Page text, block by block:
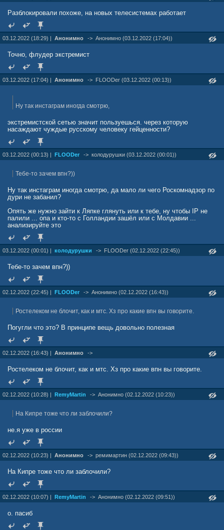
Разблокировали похоже, на новых телесистемах работает
03.12.2022 (18:29) | Анонимно -> Анонимно (03.12.2022 (17:04))
Точно, флудер экстремист
03.12.2022 (17:04) | Анонимно -> FLOODer (03.12.2022 (00:13))
Ну так инстаграм иногда смотрю,
экстремистской сетью значит пользуешься. через которую
насаждают чуждые русскому человеку гейценности?
03.12.2022 (00:13) | FLOODer -> колодурушки (03.12.2022 (00:01))
Тебе-то зачем впн?))
Ну так инстаграм иногда смотрю, да мало ли чего Роскомнадзор по
дури не забанил?
Опять же нужно зайти к Ляпке глянуть или к тебе, ну чтобы IP не
палили ... опа и кто-то с Голландии зашёл или с Молдавии ...
анализируйте это
03.12.2022 (00:01) | колодурушки -> FLOODer (02.12.2022 (22:45))
Тебе-то зачем впн?))
02.12.2022 (22:45) | FLOODer -> Анонимно (02.12.2022 (16:43))
Ростелеком не блочит, как и мтс. Хз про какие впн вы говорите.
Погугли что это? В принципе вещь довольно полезная
02.12.2022 (16:43) | Анонимно ->
Ростелеком не блочит, как и мтс. Хз про какие впн вы говорите.
02.12.2022 (10:28) | RemyMartin -> Анонимно (02.12.2022 (10:23))
На Кипре тоже что ли заблочили?
не.я уже в россии
02.12.2022 (10:23) | Анонимно -> ремимартин (02.12.2022 (09:43))
На Кипре тоже что ли заблочили?
02.12.2022 (10:07) | RemyMartin -> Анонимно (02.12.2022 (09:51))
о. пасиб